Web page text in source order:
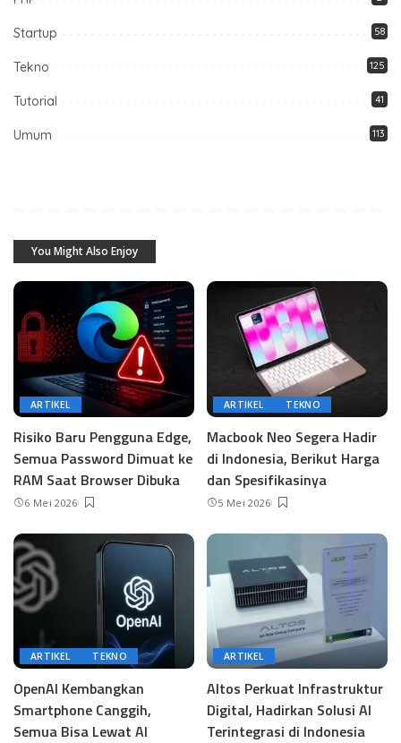
Startup 58
Tekno 125
Tutorial 41
Umum 113
You Might Also Enjoy
ARTIKEL
Risiko Baru Pengguna Edge,
Semua Password Dimuat ke
RAM Saat Browser Dibuka
6 Mei 2026
ARTIKEL TEKNO
Macbook Neo Segera Hadir
di Indonesia, Berikut Harga
dan Spesifikasinya
5 Mei 2026
ARTIKEL TEKNO
OpenAI Kembangkan
Smartphone Canggih,
Semua Bisa Lewat AI
ARTIKEL
Altos Perkuat Infrastruktur
Digital, Hadirkan Solusi AI
Terintegrasi di Indonesia